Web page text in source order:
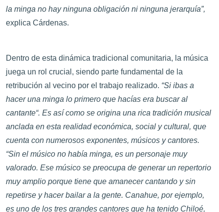
la minga no hay ninguna obligación ni ninguna jerarquía”,
explica Cárdenas.
Dentro de esta dinámica tradicional comunitaria, la música
juega un rol crucial, siendo parte fundamental de la
retribución al vecino por el trabajo realizado. “Si ibas a
hacer una minga lo primero que hacías era buscar al
cantante“. Es así como se origina una rica tradición musical
anclada en esta realidad económica, social y cultural, que
cuenta con numerosos exponentes, músicos y cantores.
“Sin el músico no había minga, es un personaje muy
valorado. Ese músico se preocupa de generar un repertorio
muy amplio porque tiene que amanecer cantando y sin
repetirse y hacer bailar a la gente. Canahue, por ejemplo,
es uno de los tres grandes cantores que ha tenido Chiloé,